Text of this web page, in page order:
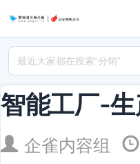
智能工厂-
企雀内容组